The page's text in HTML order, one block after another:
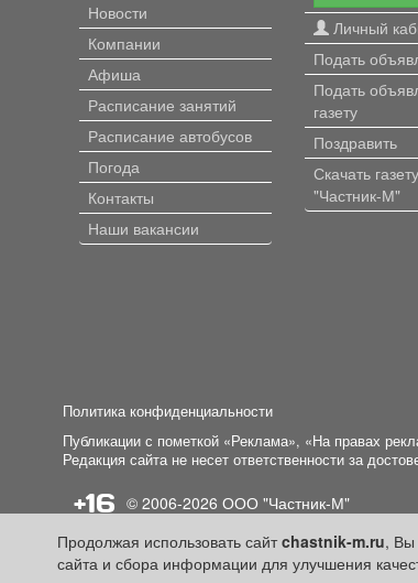
Продолжая использовать сайтchastnik-m.ru, Вы
сайта и сбора информации для улучшения
Новости
Компании
Афиша
Расписание занятий
Расписание автобусов
Погода
Контакты
Наши вакансии
Личный
Подать
Подать
газету
Поздравить
Скачать газету
"Частник-М"
Политика конфиденциальности
Публикации с пометкой «Реклама», «На правах
Редакция сайта не несет ответственности за
+16 © 2006-2026 ООО "Частник-М"